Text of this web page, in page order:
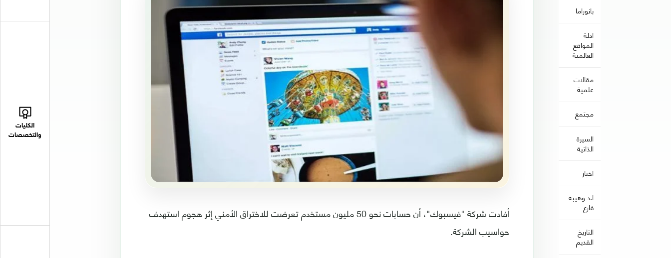
الكليات
والتخصصات
بانوراما
ادلة
المواقع
العالمية
مقالات
علمية
مجتمع
السيرة
الذاتية
اخبار
ا.د وهيبة
فارع
التاريخ
القديم
أفادت شركة "فيسبوك"، أن حسابات نحو 50 مليون مستخدم تعرضت للاختراق الأمني إثر هجوم استهدف
حواسيب الشركة.